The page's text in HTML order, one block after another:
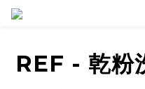
REF - 乾粉